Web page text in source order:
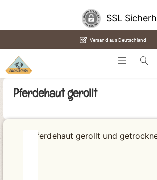
SSL Sicherheit
Versand aus Deutschland
Pferdehaut gerollt
Bildergalerie überspringen